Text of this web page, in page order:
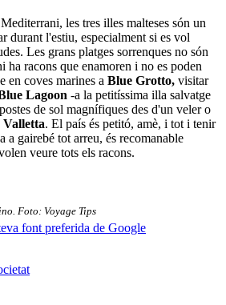
les tres illes malteses són un
durant l'estiu, especialment si es vol
Les grans platges sorrenques no són
ha racons que enamoren i no es poden
en coves marines a Blue Grotto, visitar
Lagoon -a la petitíssima illa salvatge
de sol magnífiques des d'un veler o
Valletta. El país és petitó, amè, i tot i tenir
a gairebé tot arreu, és recomanable
es volen veure tots els racons.
Foto: Voyage Tips
font preferida de Google